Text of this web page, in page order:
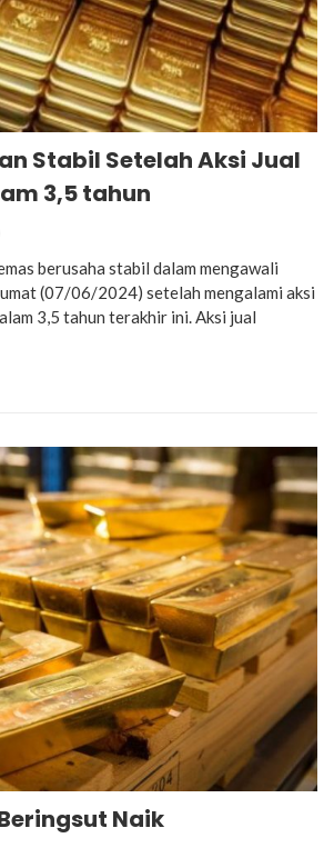
Stabil Setelah Aksi Jual
3,5 tahun
berusaha stabil dalam mengawali
(07/06/2024) setelah mengalami aksi
3,5 tahun terakhir ini. Aksi jual
Naik